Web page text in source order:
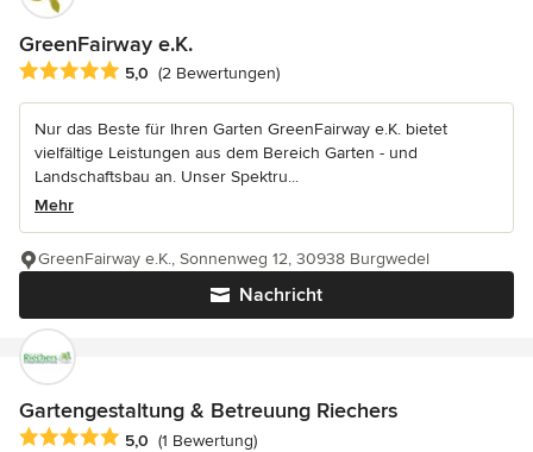
GreenFairway e.K.
Durchschnittliche Bewertung: 5 von 5 Sternen
5,0 (2 Bewertungen)
Nur das Beste für Ihren Garten GreenFairway e.K. bietet
vielfältige Leistungen aus dem Bereich Garten - und
Landschaftsbau an. Unser Spektru...
Mehr
Nachricht
GreenFairway e.K., Sonnenweg 12, 30938 Burgwedel
Gartengestaltung & Betreuung Riechers
Durchschnittliche Bewertung: 5 von 5 Sternen
5,0 (1 Bewertung)